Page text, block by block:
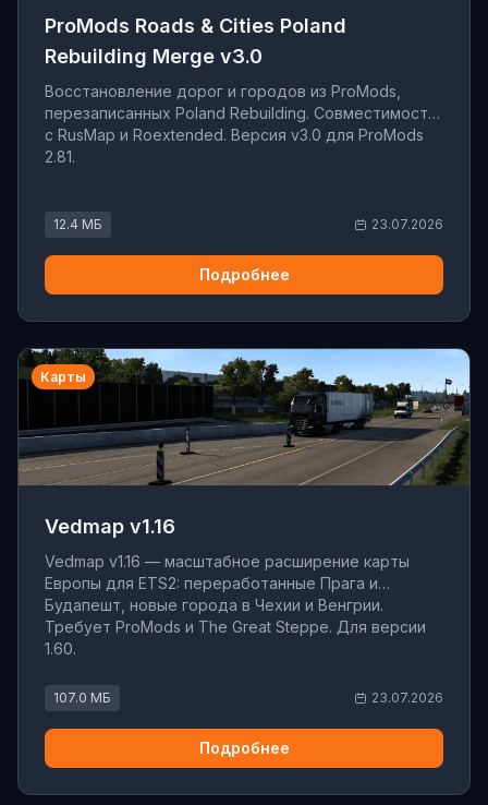
ProMods Roads & Cities Poland
Rebuilding Merge v3.0
Восстановление дорог и городов из ProMods,
перезаписанных Poland Rebuilding. Совместимость
с RusMap и Roextended. Версия v3.0 для ProMods
2.81.
12.4 МБ 23.07.2026
Подробнее
Карты
Vedmap v1.16
Vedmap v1.16 — масштабное расширение карты
Европы для ETS2: переработанные Прага и
Будапешт, новые города в Чехии и Венгрии.
Требует ProMods и The Great Steppe. Для версии
1.60.
107.0 МБ 23.07.2026
Подробнее